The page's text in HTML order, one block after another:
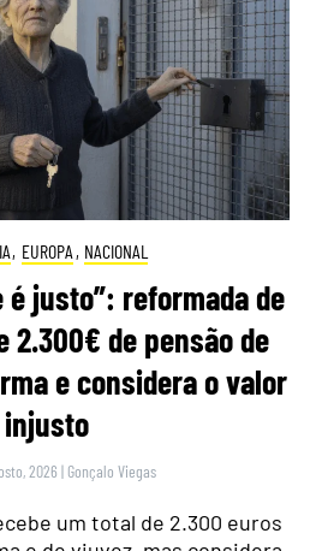
, EUROPA , NACIONAL
é justo”: reformada de
2.300€ de pensão de
e considera o valor
injusto
2026 | Gonçalo Viegas
um total de 2.300 euros